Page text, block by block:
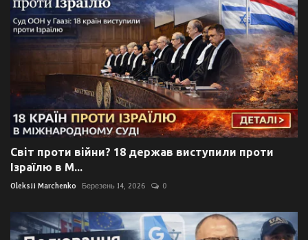
Світ проти війни? 18 держав виступили проти
Ізраїлю в М...
Oleksii Marchenko Березень 14, 2026 0